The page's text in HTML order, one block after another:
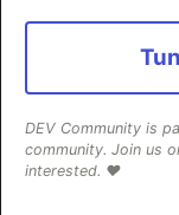
from "@prisma/
Server Actions.
/lib/db.ts y
Bundle
DEV Community is
community. Join us
interested. ❤️